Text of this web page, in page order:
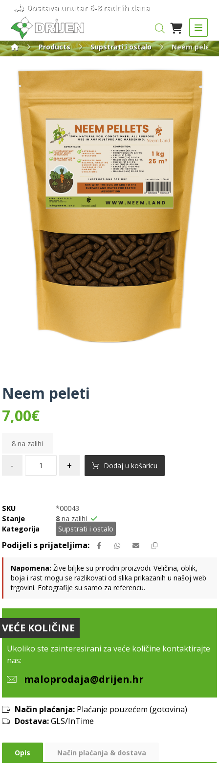
Dostava unutar 6-8 radnih dana
Products Supstrati i ostalo Neem peleti
Neem peleti
7,00€
8 na zalihi
- + Dodaj u košaricu
SKU
*00043
Stanje
8na zalihi
Kategorija
Supstrati i ostalo
Napomena: Žive biljke su prirodni proizvodi. Veličina, oblik,
boja i rast mogu se razlikovati od slika prikazanih u našoj web
trgovini. Fotografije su samo za referencu.
VEĆE KOLIČINE
Ukoliko ste zainteresirani za veće količine kontaktirajte
nas:
maloprodaja@drijen.hr
Način plaćanja: Plaćanje pouzećem (gotovina)
Dostava:GLS/InTime
Opis Način plaćanja & dostava